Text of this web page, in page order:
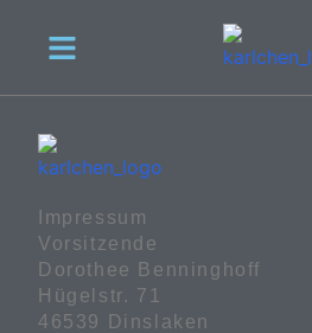
Impressum
Vorsitzende
Dorothee Benninghoff
Hügelstr. 71
46539 Dinslaken